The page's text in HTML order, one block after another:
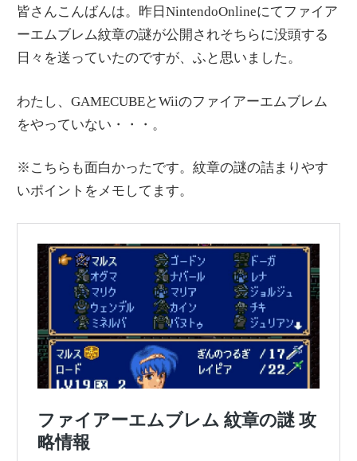
皆さんこんばんは。昨日NintendoOnlineにてファイア
ーエムブレム紋章の謎が公開されそちらに没頭する
日々を送っていたのですが、ふと思いました。
わたし、GAMECUBEとWiiのファイアーエムブレム
をやっていない・・・。
※こちらも面白かったです。紋章の謎の詰まりやす
いポイントをメモしてます。